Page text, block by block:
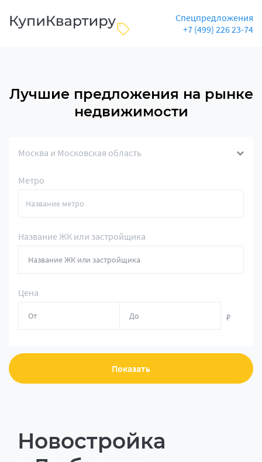
Спецпредложения
+7 (499) 226 23-74
Лучшие предложения на рынке
недвижимости
Москва и Московская область
Метро
Название ЖК или застройщика
Цена
₽
Показать
Новостройка